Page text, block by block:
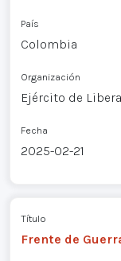
País
Colombia
Organización
Ejército de
Fecha
2025-02-21
Título
Frente de